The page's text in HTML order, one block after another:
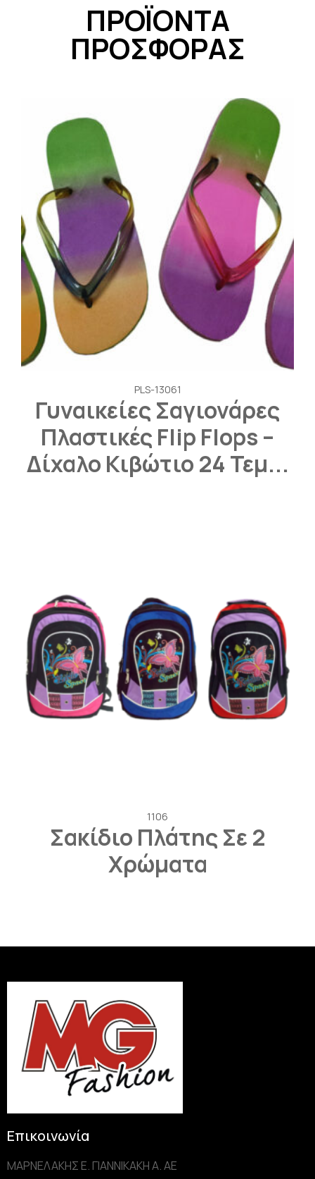
ΠΡΟΪΟΝΤΑ
ΠΡΟΣΦΟΡΑΣ
PLS-13061
Γυναικείες Σαγιονάρες
Πλαστικές Flip Flops –
Δίχαλο Κιβώτιο 24 Τεμ...
1106
Σακίδιο Πλάτης Σε 2
Χρώματα
Επικοινωνία
ΜΑΡΝΕΛΑΚΗΣ Ε. ΓΙΑΝΝΙΚΑΚΗ Α. AE